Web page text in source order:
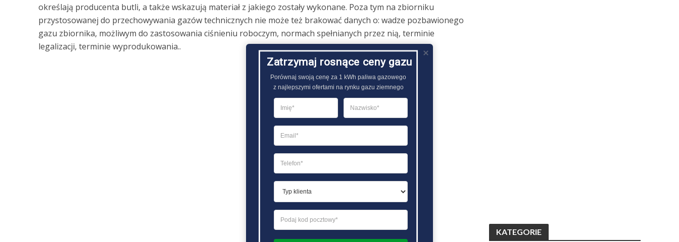
określają producenta butli, a także wskazują materiał z jakiego zostały wykonane. Poza tym na zbiorniku
przystosowanej do przechowywania gazów technicznych nie może też brakować danych o: wadze pozbawionego
gazu zbiornika, możliwym do zastosowania ciśnieniu roboczym, normach spełnianych przez nią, terminie
legalizacji, terminie wyprodukowania..
KATEGORIE
Zatrzymaj rosnące ceny gazu
Porównaj swoją cenę za 1 kWh paliwa gazowego
z najlepszymi ofertami na rynku gazu ziemnego